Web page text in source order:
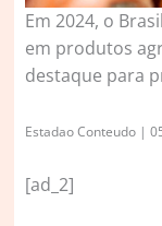
Em 2024, o
em produtos
destaque para
Estadao Conteudo |
[ad_2]